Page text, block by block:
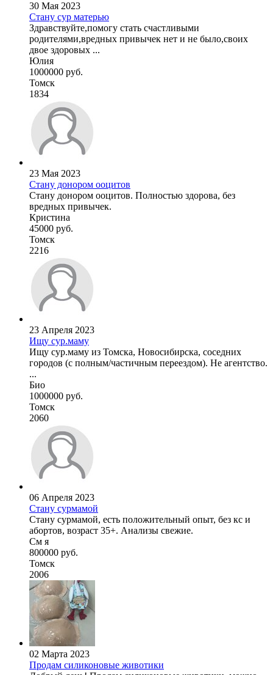
30 Мая 2023
Стану сур матерью
Здравствуйте,помогу стать счастливыми
родителями,вредных привычек нет и не было,своих
двое здоровых ...
Юлия
1000000 руб.
Томск
1834
23 Мая 2023
Стану донором ооцитов
Стану донором ооцитов. Полностью здорова, без
вредных привычек.
Кристина
45000 руб.
Томск
2216
23 Апреля 2023
Ищу сур.маму
Ищу сур.маму из Томска, Новосибирска, соседних
городов (с полным/частичным переездом). Не агентство.
...
Био
1000000 руб.
Томск
2060
06 Апреля 2023
Стану сурмамой
Стану сурмамой, есть положительный опыт, без кс и
абортов, возраст 35+. Анализы свежие.
См я
800000 руб.
Томск
2006
02 Марта 2023
Продам силиконовые животики